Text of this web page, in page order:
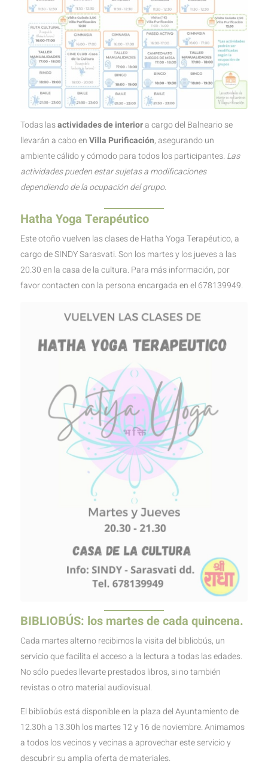
Todas lasactividades de interiora cargo del Balneario se
llevarán a cabo enVilla Purificación, asegurando un
ambiente cálido y cómodo para todos los participantes. Las
actividades pueden estar sujetas a modificaciones
dependiendo de la ocupación del grupo.
Hatha Yoga Terapéutico
Este otoño vuelven las clases de Hatha Yoga Terapéutico, a
cargo de SINDY Sarasvati. Son los martes y los jueves a las
20.30 en la casa de la cultura. Para más información, por
favor contacten con la persona encargada en el 678139949.
BIBLIOBÚS: los martes de cada quincena.
Cada martes alterno recibimos la visita del bibliobús, un
servicio que facilita el acceso a la lectura a todas las edades.
No sólo puedes llevarte prestados libros, si no también
revistas o otro material audiovisual.
El bibliobús está disponible en la plaza del Ayuntamiento de
12.30h a 13.30h los martes 12 y 16 de noviembre. Animamos
a todos los vecinos y vecinas a aprovechar este servicio y
descubrir su amplia oferta de materiales.